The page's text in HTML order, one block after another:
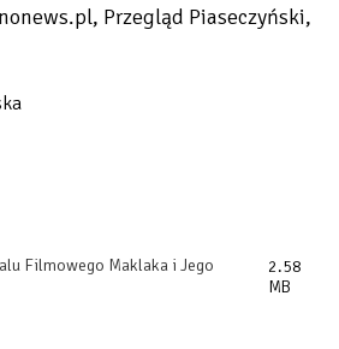
Przegląd Piaseczyński,
Filmowego Maklaka i Jego
2.58
MB